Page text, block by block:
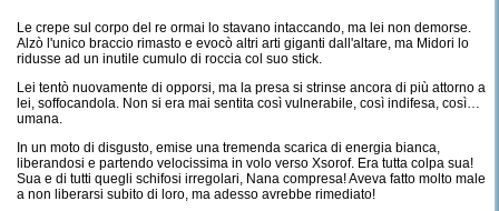
Le crepe sul corpo del re ormai lo stavano intaccando, ma lei non demorse.
Alzò l'unico braccio rimasto e evocò altri arti giganti dall'altare, ma Midori lo
ridusse ad un inutile cumulo di roccia col suo stick.
Lei tentò nuovamente di opporsi, ma la presa si strinse ancora di più attorno a
lei, soffocandola. Non si era mai sentita così vulnerabile, così indifesa, così…
umana.
In un moto di disgusto, emise una tremenda scarica di energia bianca,
liberandosi e partendo velocissima in volo verso Xsorof. Era tutta colpa sua!
Sua e di tutti quegli schifosi irregolari, Nana compresa! Aveva fatto molto male
a non liberarsi subito di loro, ma adesso avrebbe rimediato!